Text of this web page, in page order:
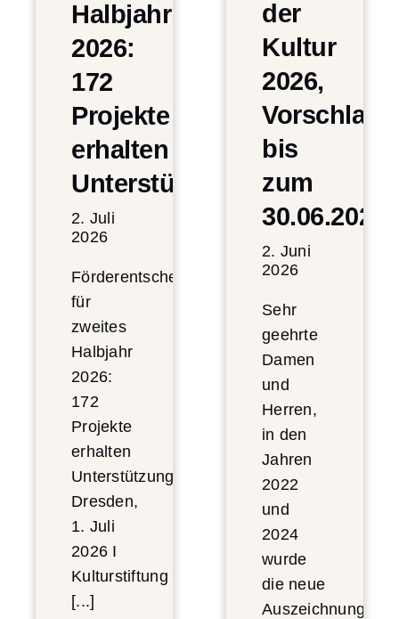
Halbjahr
2026:
172
Projekte
erhalten
Unterstützung
2. Juli
2026
Förderentscheidungen
für
zweites
Halbjahr
2026:
172
Projekte
erhalten
Unterstützung
Dresden,
1. Juli
2026 I
Kulturstiftung
[...]
der
Kultur
2026,
bis
zum
30.06.2026
2. Juni
2026
Sehr
geehrte
Damen
und
Herren,
in den
Jahren
2022
und
2024
wurde
die neue
Auszeichnung